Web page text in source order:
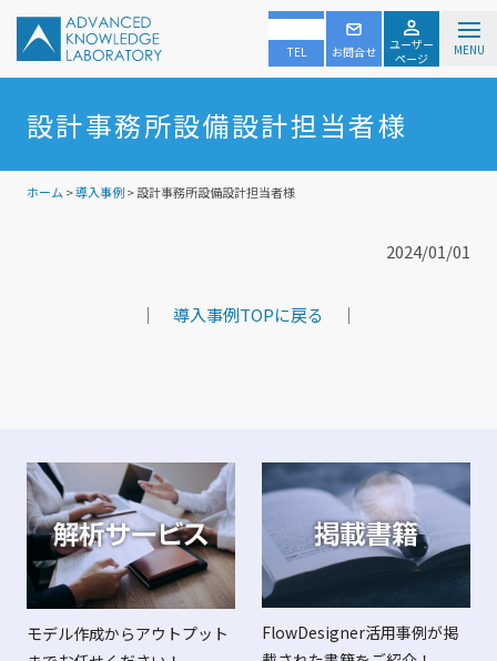
TEL お問合せ
ユーザー
ページ
MENU
設計事務所設備設計担当者様
ホーム >導入事例> 設計事務所設備設計担当者様
2024/01/01
｜ 導入事例TOPに戻る ｜
モデル作成からアウトプット
FlowDesigner活用事例が掲